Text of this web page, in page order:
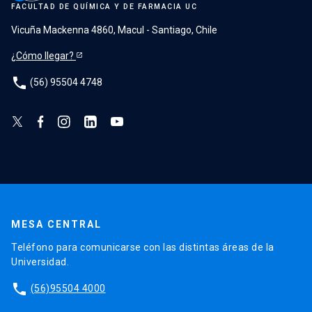
FACULTAD DE QUÍMICA Y DE FARMACIA UC
Vicuña Mackenna 4860, Macul - Santiago, Chile
¿Cómo llegar?
phone (56) 95504 4748
MESA CENTRAL
Teléfono para comunicarse con las distintas áreas de la
Universidad.
phone (56)95504 4000